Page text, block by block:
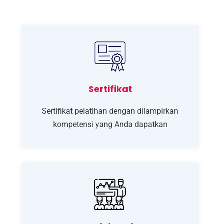
Sertifikat
Sertifikat pelatihan dengan dilampirkan
kompetensi yang Anda dapatkan